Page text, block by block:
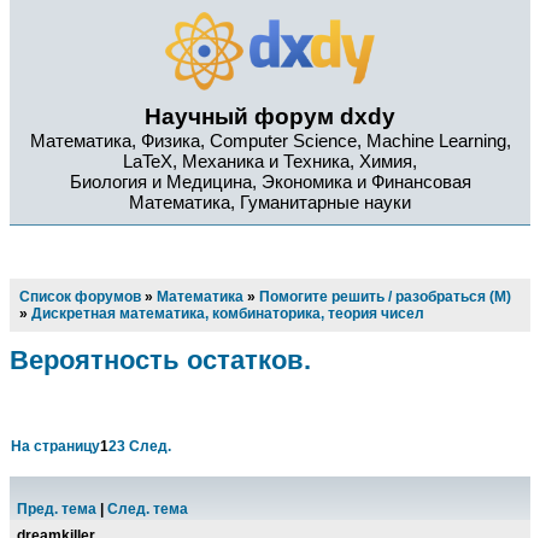
Научный форум dxdy
Математика, Физика, Computer Science, Machine Learning,
LaTeX, Механика и Техника, Химия,
Биология и Медицина, Экономика и Финансовая
Математика, Гуманитарные науки
Список форумов » Математика » Помогите решить / разобраться (М)
» Дискретная математика, комбинаторика, теория чисел
Вероятность остатков.
На страницу123 След.
Пред. тема
След. тема